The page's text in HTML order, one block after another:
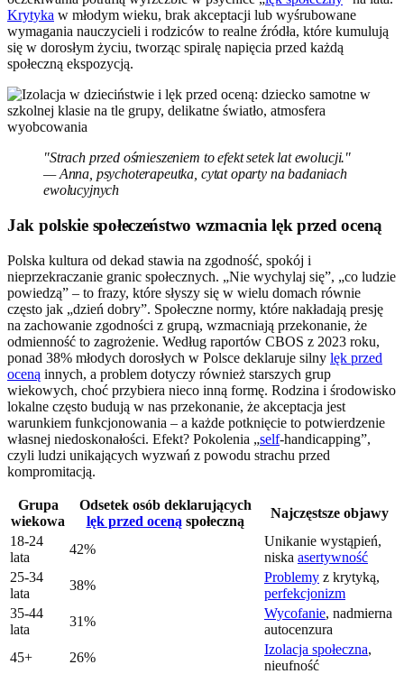
Krytyka w młodym wieku, brak akceptacji lub wyśrubowane
wymagania nauczycieli i rodziców to realne źródła, które kumulują
się w dorosłym życiu, tworząc spiralę napięcia przed każdą
społeczną ekspozycją.
"Strach przed ośmieszeniem to efekt setek lat ewolucji."
— Anna, psychoterapeutka, cytat oparty na badaniach
ewolucyjnych
Jak polskie społeczeństwo wzmacnia lęk przed oceną
Polska kultura od dekad stawia na zgodność, spokój i
nieprzekraczanie granic społecznych. „Nie wychylaj się”, „co ludzie
powiedzą” – to frazy, które słyszy się w wielu domach równie
często jak „dzień dobry”. Społeczne normy, które nakładają presję
na zachowanie zgodności z grupą, wzmacniają przekonanie, że
odmienność to zagrożenie. Według raportów CBOS z 2023 roku,
ponad 38% młodych dorosłych w Polsce deklaruje silny lęk przed
oceną innych, a problem dotyczy również starszych grup
wiekowych, choć przybiera nieco inną formę. Rodzina i środowisko
lokalne często budują w nas przekonanie, że akceptacja jest
warunkiem funkcjonowania – a każde potknięcie to potwierdzenie
własnej niedoskonałości. Efekt? Pokolenia „self-handicapping”,
czyli ludzi unikających wyzwań z powodu strachu przed
kompromitacją.
Grupa
wiekowa
Odsetek osób deklarujących
lęk przed oceną społeczną
Najczęstsze objawy
18-24
lata
42%
Unikanie wystąpień,
niska asertywność
25-34
lata
38%
Problemy z krytyką,
perfekcjonizm
35-44
lata
31%
Wycofanie, nadmierna
autocenzura
45+
26%
Izolacja społeczna,
nieufność